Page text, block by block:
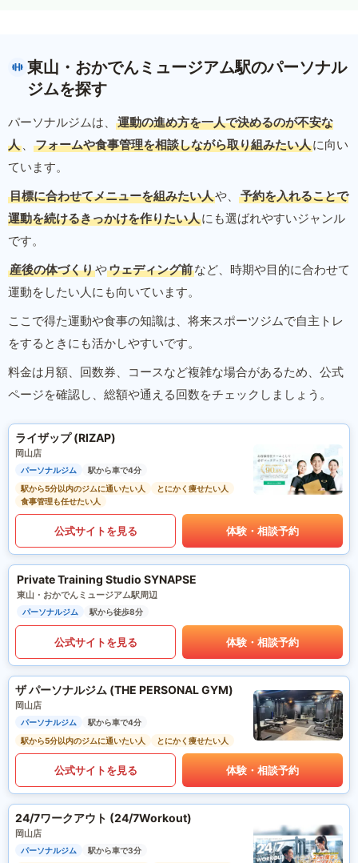
東山・おかでんミュージアム駅のパーソナル
ジムを探す
パーソナルジムは、
運動の進め方を一人で決めるのが不安な
人 、 フォームや食事管理を相談しながら取り組みたい人に向い
ています。
目標に合わせてメニューを組みたい人や、
予約を入れることで
運動を続けるきっかけを作りたい人にも選ばれやすいジャンル
です。
産後の体づくりやウェディング前など、時期や目的に合わせて
運動をしたい人にも向いています。
ここで得た運動や食事の知識は、将来スポーツジムで自主トレ
をするときにも活かしやすいです。
料金は月額、回数券、コースなど複雑な場合があるため、公式
ページを確認し、総額や通える回数をチェックしましょう。
ライザップ (RIZAP)
岡山店
パーソナルジム
駅から車で4分
駅から5分以内のジムに通いたい人
とにかく痩せたい人
食事管理も任せたい人
公式サイトを見る 体験・相談予約
Private Training Studio SYNAPSE
東山・おかでんミュージアム駅周辺
パーソナルジム 駅から徒歩8分
公式サイトを見る 体験・相談予約
ザ パーソナルジム (THE PERSONAL GYM)
岡山店
パーソナルジム
駅から車で4分
駅から5分以内のジムに通いたい人
とにかく痩せたい人
公式サイトを見る 体験・相談予約
24/7ワークアウト (24/7Workout)
岡山店
パーソナルジム
駅から車で3分